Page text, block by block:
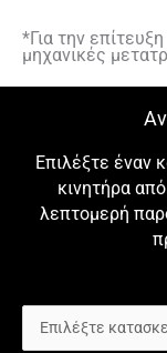
*Για την
μηχανικές
Επιλέξτε έναν
κινητήρα
λεπτομερή